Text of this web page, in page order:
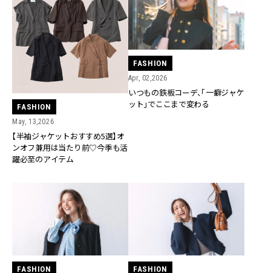
FASHION
May, 13,2026
【半袖ジャケットおすすめ5選】オ
ンオフ兼用は当たり前♡今季も活
躍必至のアイテム
FASHION
Apr, 02,2026
いつもの鉄板コーデ、「一癖ジャケ
ット」でここまで変わる
FASHION FASHION